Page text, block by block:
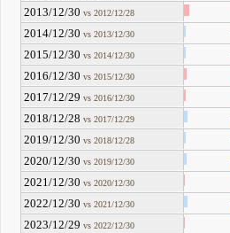
2013/12/30 vs 2012/12/28
2014/12/30 vs 2013/12/30
2015/12/30 vs 2014/12/30
2016/12/30 vs 2015/12/30
2017/12/29 vs 2016/12/30
2018/12/28 vs 2017/12/29
2019/12/30 vs 2018/12/28
2020/12/30 vs 2019/12/30
2021/12/30 vs 2020/12/30
2022/12/30 vs 2021/12/30
2023/12/29 vs 2022/12/30